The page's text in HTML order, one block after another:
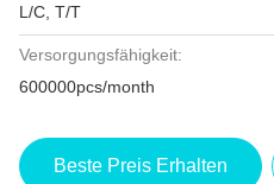
L/C, T/T
Versorgungsfähigkeit:
600000pcs/month
Beste Preis Erhalten